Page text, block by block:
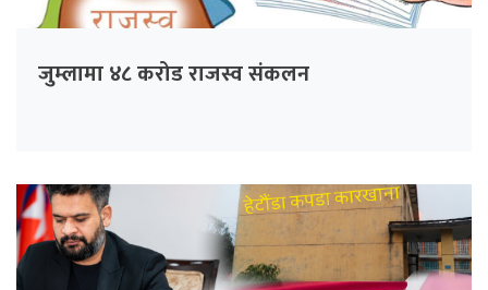
जुम्लामा ४८ करोड राजस्व संकलन